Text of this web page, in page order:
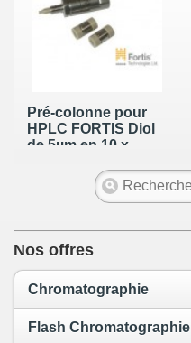
Pré-colonne pour
HPLC FORTIS Diol
de 5µm en 10 x
Nos offres
Chromatographie
Flash Chromatographie